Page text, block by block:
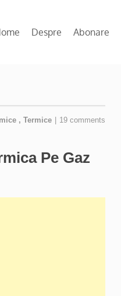
Despre Abonare
, Termice 19 comments
Pe Gaz